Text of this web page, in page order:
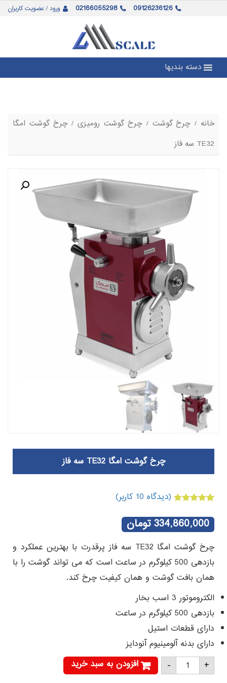
ورود / عضویت کاربران 02166055298 09126236126
دسته بندیها
خانه / چرخ گوشت /چرخ گوشت رومیزی/ چرخ گوشت امگا
TE32 سه فاز
چرخ گوشت امگا TE32 سه فاز
5.00از 5 در
امتیازدهی
مشتری
(دیدگاه 10 کاربر)
334,860,000تومان
چرخ گوشت امگا TE32 سه فاز پرقدرت با بهترین عملکرد و
بازدهی 500 کیلوگرم در ساعت است که می تواند گوشت را با
همان بافت گوشت و همان کیفیت چرخ کند.
الکتروموتور 3 اسب بخار
بازدهی 500 کیلوگرم در ساعت
دارای قطعات استیل
دارای بدنه آلومینیوم آنودایز
- چرخ
گوشت
امگا
+ افزودن به سبد خرید